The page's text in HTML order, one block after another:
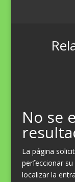
No se
La página
perfeccionar
localizar la